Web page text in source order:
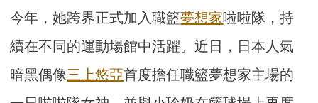
今年，她跨界正式加入職籃夢想家啦啦隊，持
續在不同的運動場館中活躍。近日，日本人氣
暗黑偶像三上悠亞首度擔任職籃夢想家主場的